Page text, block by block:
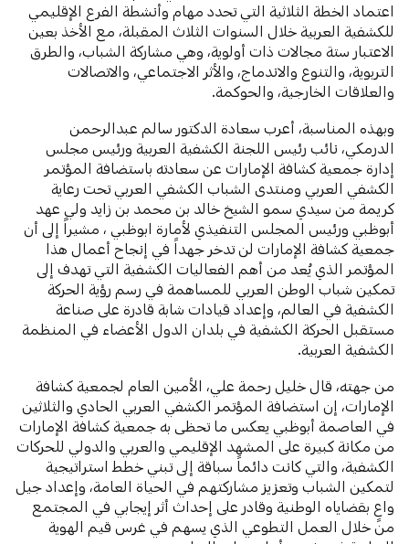
اعتماد الخطة الثلاثية التي تحدد مهام وأنشطة الفرع الإقليمي
للكشفية العربية خلال السنوات الثلاث المقبلة، مع الأخذ بعين
الاعتبار ستة مجالات ذات أولوية، وهي مشاركة الشباب، والطرق
التربوية، والتنوع والاندماج، والأثر الاجتماعي، والاتصالات
والعلاقات الخارجية، والحوكمة.
وبهذه المناسبة، أعرب سعادة الدكتور سالم عبدالرحمن
الدرمكي، نائب رئيس اللجنة الكشفية العربية ورئيس مجلس
إدارة جمعية كشافة الإمارات عن سعادته باستضافة المؤتمر
الكشفي العربي ومنتدى الشباب الكشفي العربي تحت رعاية
كريمة من سيدي سمو الشيخ خالد بن محمد بن زايد ولي عهد
أبوظبي ورئيس المجلس التنفيذي لأمارة ابوظبي ، مشيراً إلى أن
جمعية كشافة الإمارات لن تدخر جهداً في إنجاح أعمال هذا
المؤتمر الذي يُعد من أهم الفعاليات الكشفية التي تهدف إلى
تمكين شباب الوطن العربي للمساهمة في رسم رؤية الحركة
الكشفية في العالم، وإعداد قيادات شابة قادرة على صناعة
مستقبل الحركة الكشفية في بلدان الدول الأعضاء في المنظمة
الكشفية العربية.
من جهته، قال خليل رحمة علي، الأمين العام لجمعية كشافة
الإمارات، إن استضافة المؤتمر الكشفي العربي الحادي والثلاثين
في العاصمة أبوظبي يعكس ما تحظى به جمعية كشافة الإمارات
من مكانة كبيرة على المشهد الإقليمي والعربي والدولي للحركات
الكشفية، والتي كانت دائماً سباقة إلى تبني خطط استراتيجية
لتمكين الشباب وتعزيز مشاركتهم في الحياة العامة، وإعداد جيل
واعٍ بقضاياه الوطنية وقادر على إحداث أثر إيجابي في المجتمع
من خلال العمل التطوعي الذي يسهم في غرس قيم الهوية